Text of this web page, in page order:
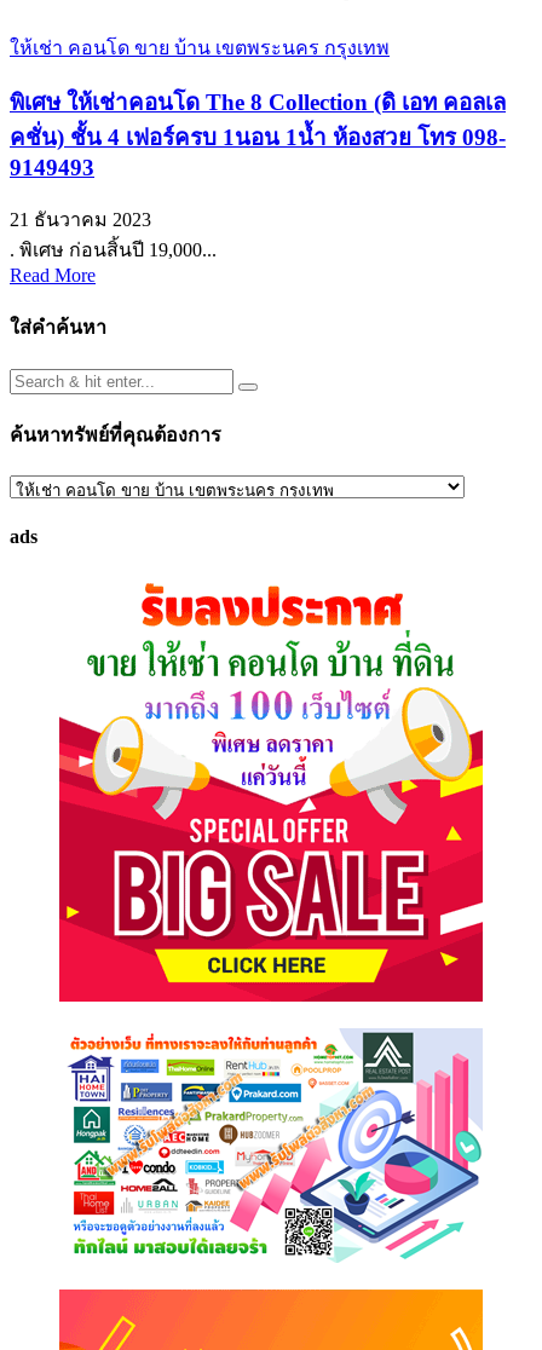
ให้เช่า คอนโด ขาย บ้าน เขตพระนคร กรุงเทพ
พิเศษ ให้เช่าคอนโด The 8 Collection (ดิ เอท คอลเล
คชั่น) ชั้น 4 เฟอร์ครบ 1นอน 1น้ำ ห้องสวย โทร 098-
9149493
21 ธันวาคม 2023
. พิเศษ ก่อนสิ้นปี 19,000...
Read More
ใส่คำค้นหา
ค้นหาทรัพย์ที่คุณต้องการ
ค้นหา
ที่
ads